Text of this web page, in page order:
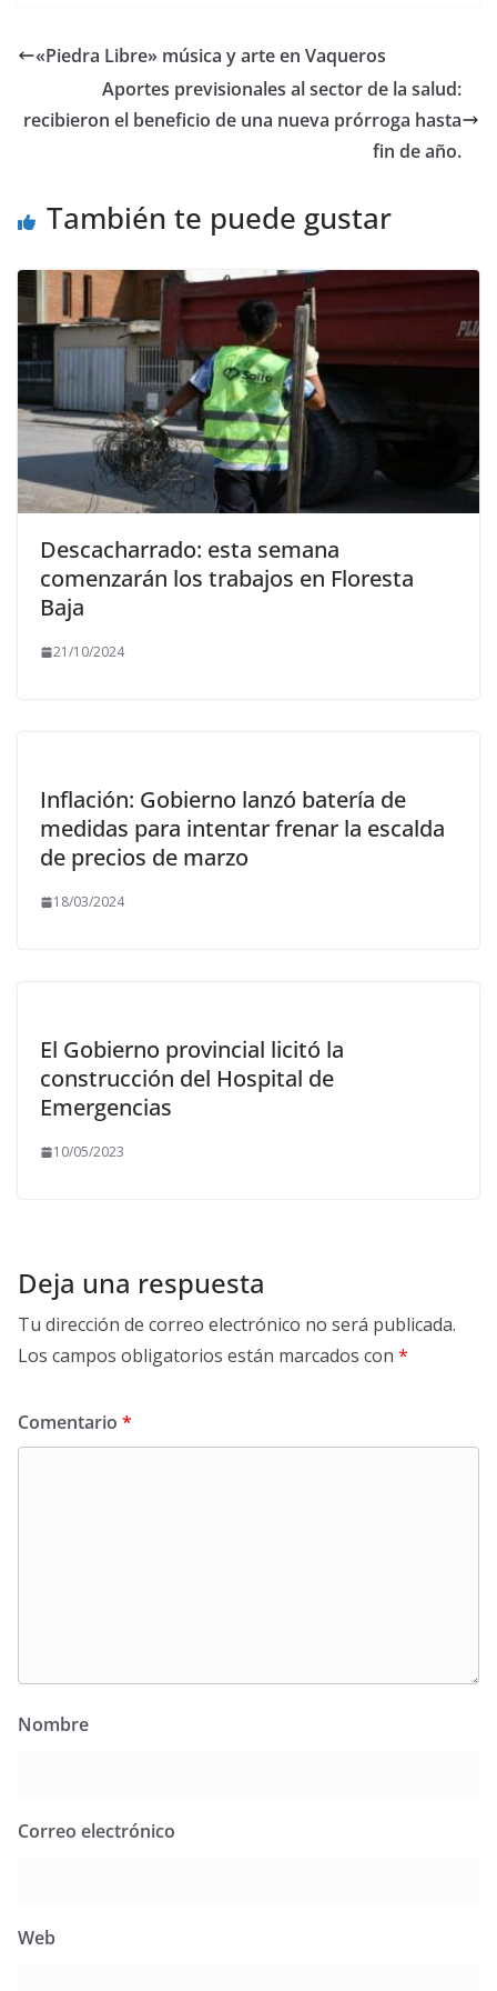
b
o
d
o
n
l p
ar
ti
«Piedra Libre» música y arte en Vaqueros
Aportes previsionales al sector de la salud:
recibieron el beneficio de una nueva prórroga hasta
fin de año.
También te puede gustar
Descacharrado: esta semana
comenzarán los trabajos en Floresta
Baja
21/10/2024
Inflación: Gobierno lanzó batería de
medidas para intentar frenar la escalda
de precios de marzo
18/03/2024
El Gobierno provincial licitó la
construcción del Hospital de
Emergencias
10/05/2023
Deja una respuesta
Tu dirección de correo electrónico no será publicada.
Los campos obligatorios están marcados con *
Comentario *
Nombre
Correo electrónico
Web